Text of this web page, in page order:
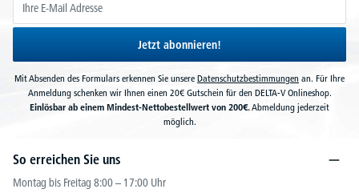
Jetzt abonnieren!
Mit Absenden des Formulars erkennen Sie unsere Datenschutzbestimmungen an. Für Ihre
Anmeldung schenken wir Ihnen einen 20€ Gutschein für den DELTA-V Onlineshop.
Einlösbar ab einem Mindest-Nettobestellwert von 200€.Abmeldung jederzeit
möglich.
So erreichen Sie uns
Montag bis Freitag 8:00 – 17:00 Uhr